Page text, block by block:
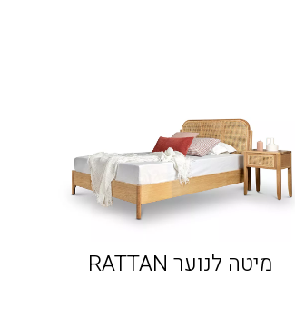
מיטה לנוער RATTAN